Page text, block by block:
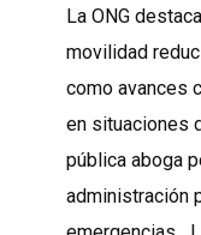
La ONG
movilidad
como avances
en situaciones
pública aboga
administración